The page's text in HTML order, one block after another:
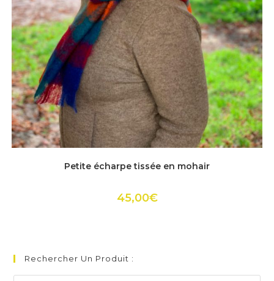
Ce
produit
a
Les
options
Petite écharpe tissée en mohair
45,00€
Rechercher Un Produit :